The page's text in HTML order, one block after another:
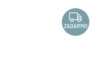
ZADARMO